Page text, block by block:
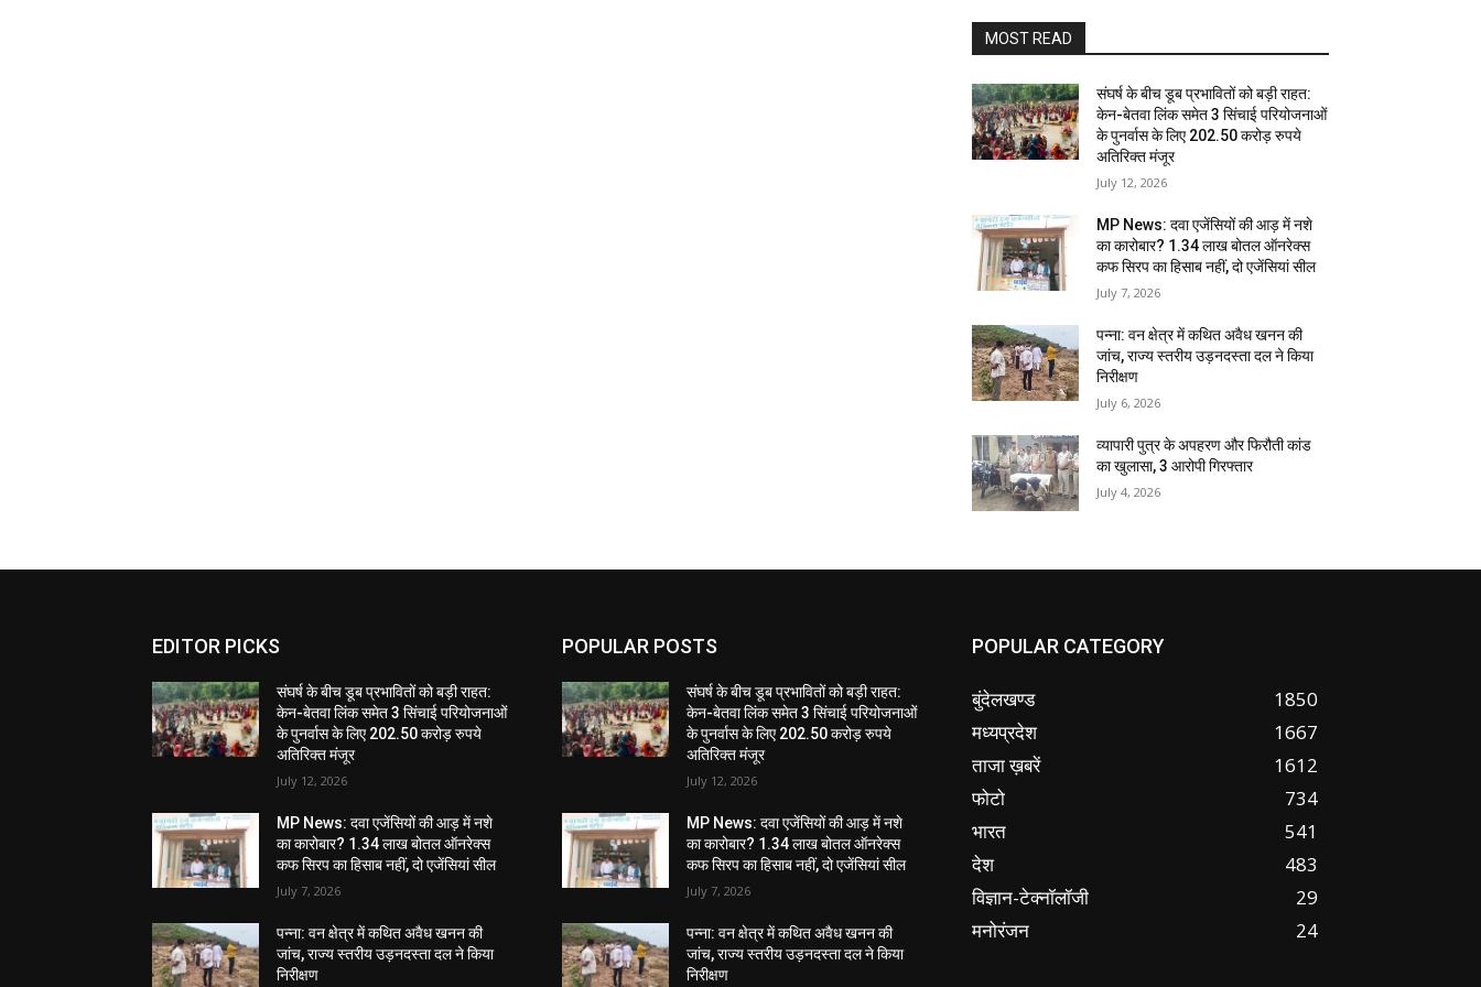
MOST READ
संघर्ष के बीच डूब प्रभावितों को बड़ी राहत:
केन-बेतवा लिंक समेत 3 सिंचाई परियोजनाओं
के पुनर्वास के लिए 202.50 करोड़ रुपये
अतिरिक्त मंजूर
July 12, 2026
MP News: दवा एजेंसियों की आड़ में नशे
का कारोबार? 1.34 लाख बोतल ऑनरेक्स
कफ सिरप का हिसाब नहीं, दो एजेंसियां सील
July 7, 2026
पन्ना: वन क्षेत्र में कथित अवैध खनन की
जांच, राज्य स्तरीय उड़नदस्ता दल ने किया
निरीक्षण
July 6, 2026
व्यापारी पुत्र के अपहरण और फिरौती कांड
का खुलासा, 3 आरोपी गिरफ्तार
July 4, 2026
EDITOR PICKS
संघर्ष के बीच डूब प्रभावितों को बड़ी राहत:
केन-बेतवा लिंक समेत 3 सिंचाई परियोजनाओं
के पुनर्वास के लिए 202.50 करोड़ रुपये
अतिरिक्त मंजूर
July 12, 2026
MP News: दवा एजेंसियों की आड़ में नशे
का कारोबार? 1.34 लाख बोतल ऑनरेक्स
कफ सिरप का हिसाब नहीं, दो एजेंसियां सील
July 7, 2026
पन्ना: वन क्षेत्र में कथित अवैध खनन की
जांच, राज्य स्तरीय उड़नदस्ता दल ने किया
निरीक्षण
POPULAR POSTS
संघर्ष के बीच डूब प्रभावितों को बड़ी राहत:
केन-बेतवा लिंक समेत 3 सिंचाई परियोजनाओं
के पुनर्वास के लिए 202.50 करोड़ रुपये
अतिरिक्त मंजूर
July 12, 2026
MP News: दवा एजेंसियों की आड़ में नशे
का कारोबार? 1.34 लाख बोतल ऑनरेक्स
कफ सिरप का हिसाब नहीं, दो एजेंसियां सील
July 7, 2026
पन्ना: वन क्षेत्र में कथित अवैध खनन की
जांच, राज्य स्तरीय उड़नदस्ता दल ने किया
निरीक्षण
POPULAR CATEGORY
बुंदेलखण्ड
1850
मध्यप्रदेश
1667
ताजा ख़बरें
1612
फोटो
734
भारत
541
देश
483
विज्ञान-टेक्नॉलॉजी
29
मनोरंजन
24